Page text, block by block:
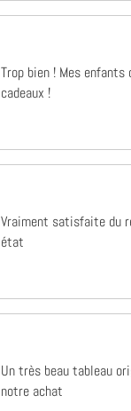
Trop bien ! Mes enfants
cadeaux !
Vraiment satisfaite du
état
Un très beau tableau
notre achat